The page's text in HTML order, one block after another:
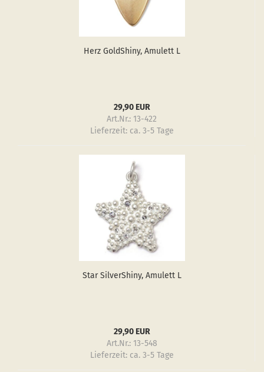
Herz GoldS­hiny, Amu­lett L
29,90 EUR
Art.Nr.: 13-422
Lieferzeit: ca. 3-5 Tage
Star Sil­verS­hiny, Amu­lett L
29,90 EUR
Art.Nr.: 13-548
Lieferzeit: ca. 3-5 Tage